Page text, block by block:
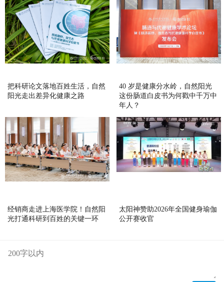
把科研论文落地百姓生活，自然
阳光走出差异化健康之路
40 岁是健康分水岭，自然阳光
这份肠道白皮书为何戳中千万中
年人？
经销商走进上海医学院！自然阳
光打通科研到百姓的关键一环
太阳神赞助2026年全国健身瑜伽
公开赛收官